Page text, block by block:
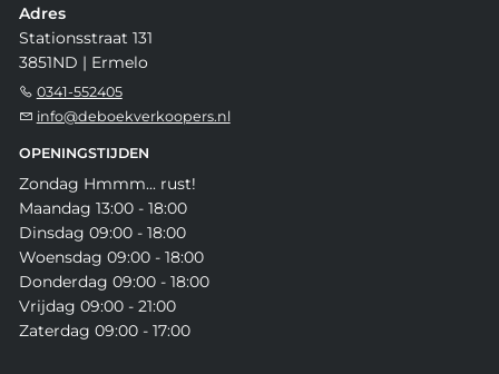
Adres
Stationsstraat 131
3851ND | Ermelo
0341-552405
info@deboekverkoopers.nl
OPENINGSTIJDEN
Zondag Hmmm... rust!
Maandag 13:00 - 18:00
Dinsdag 09:00 - 18:00
Woensdag 09:00 - 18:00
Donderdag 09:00 - 18:00
Vrijdag 09:00 - 21:00
Zaterdag 09:00 - 17:00